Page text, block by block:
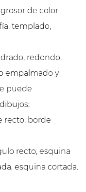
de color.
templado,
redondo,
empalmado y
puede
recto, borde
recto, esquina
esquina cortada.